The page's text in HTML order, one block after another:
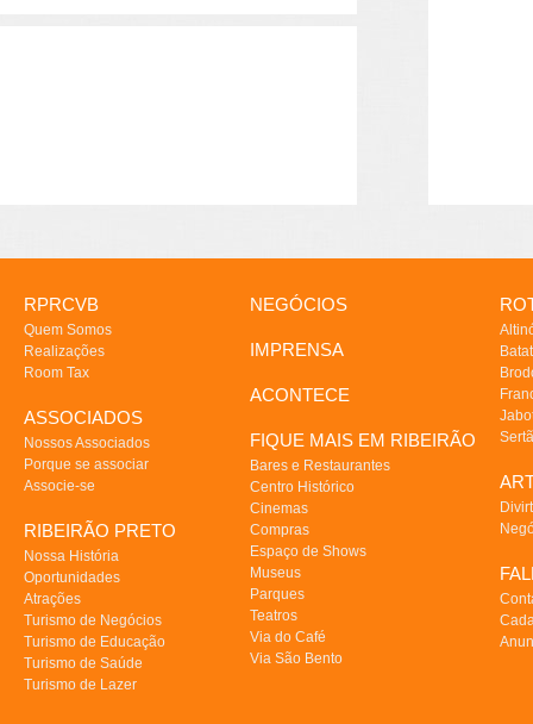
RPRCVB
Quem Somos
Realizações
Room Tax
ASSOCIADOS
Nossos Associados
Porque se associar
Associe-se
RIBEIRÃO PRETO
Nossa História
Oportunidades
Atrações
Turismo de Negócios
Turismo de Educação
Turismo de Saúde
Turismo de Lazer
NEGÓCIOS
IMPRENSA
ACONTECE
FIQUE MAIS EM RIBEIRÃO
Bares e Restaurantes
Centro Histórico
Cinemas
Compras
Espaço de Shows
Museus
Parques
Teatros
Via do Café
Via São Bento